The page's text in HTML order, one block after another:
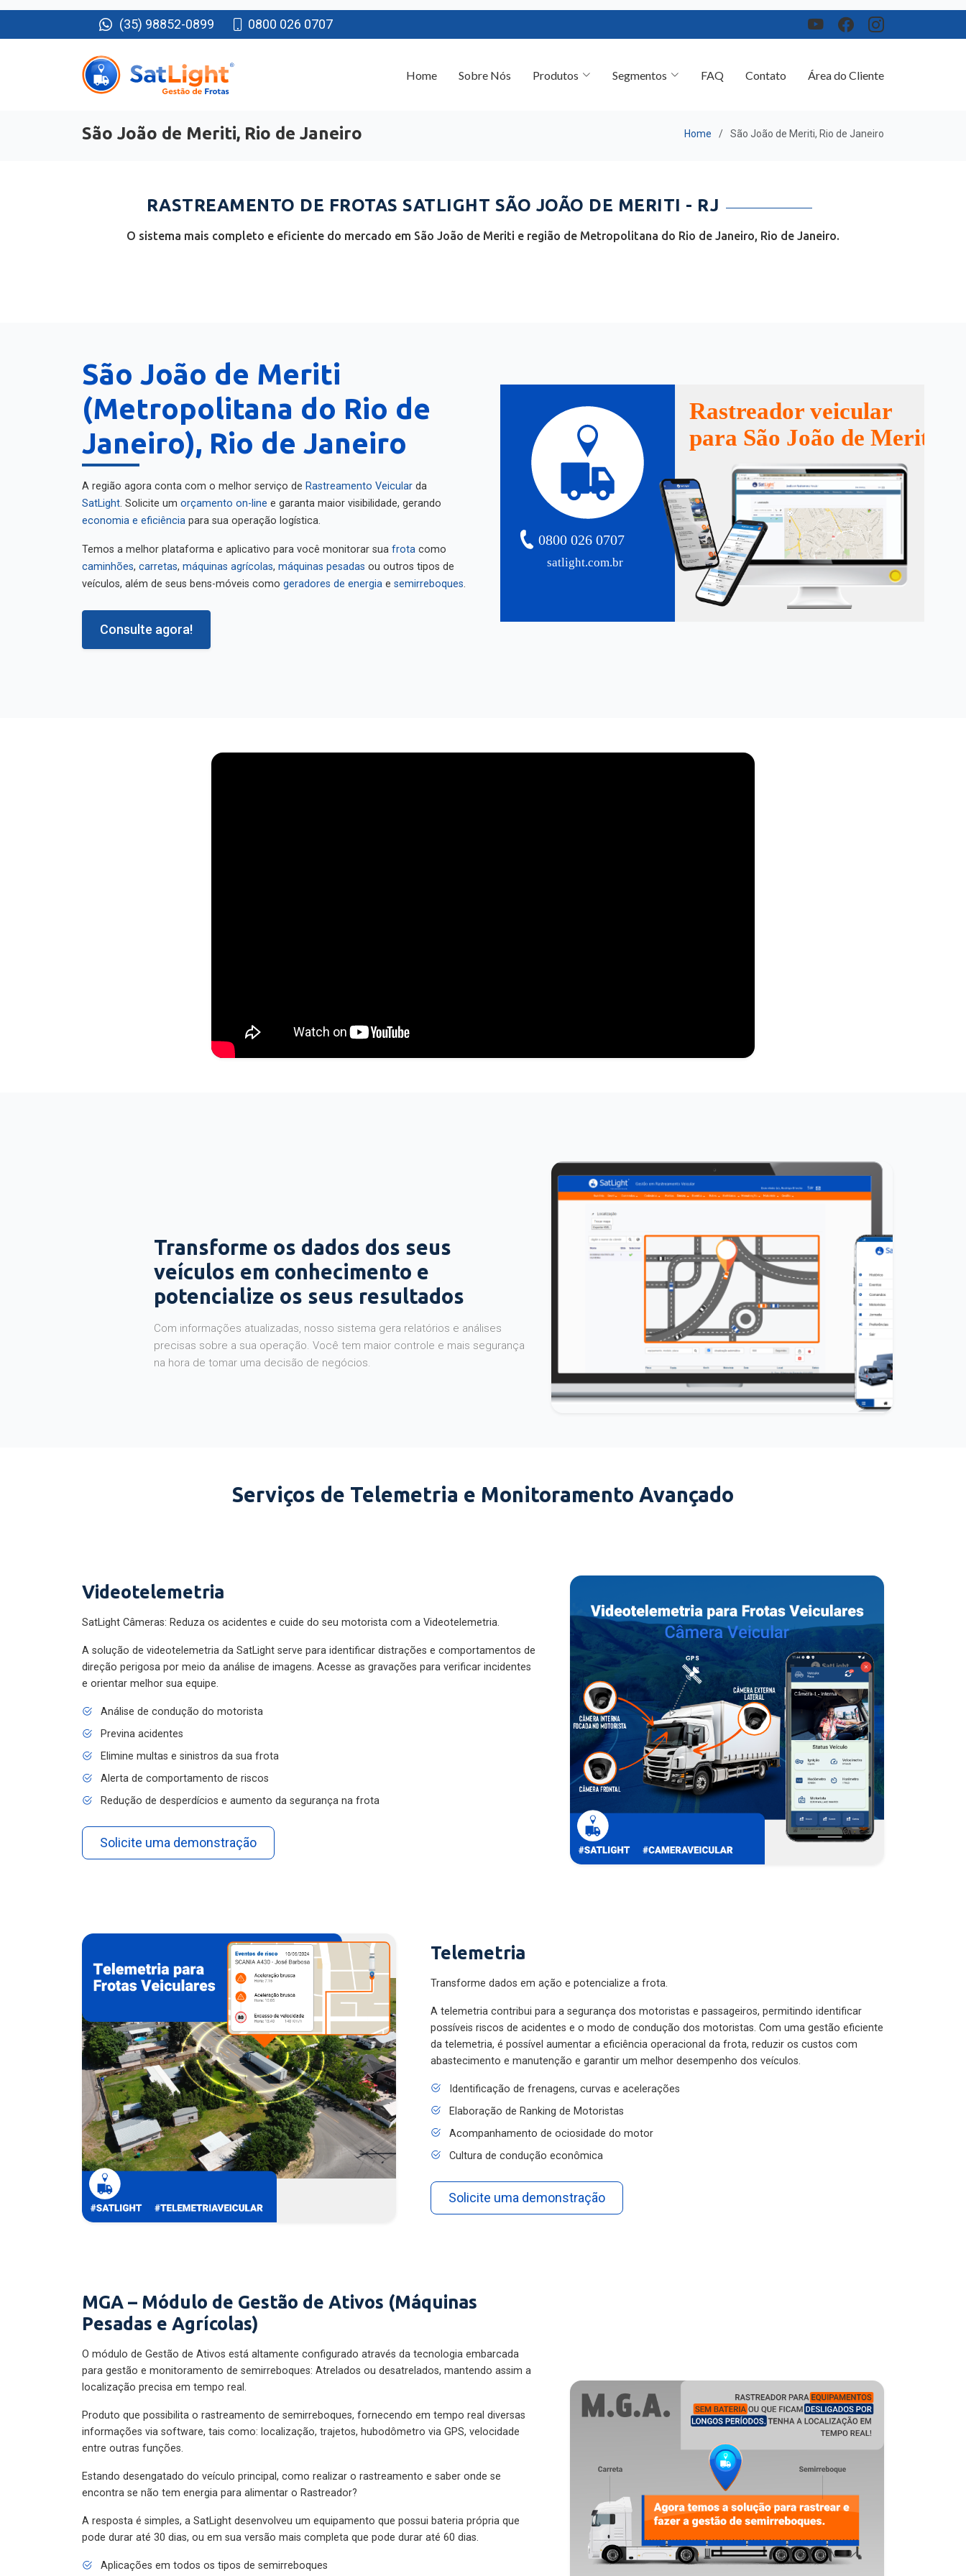
(35) 98852-0899 0800 026 0707
São João de Meriti, Rio de Janeiro Home São João de Meriti, Rio de Janeiro
RASTREAMENTO DE FROTAS SATLIGHT SÃO JOÃO DE MERITI - RJ
O sistema mais completo e eficiente do mercado em São João de Meriti e região de Metropolitana do Rio de Janeiro, Rio de Janeiro.
São João de Meriti
(Metropolitana do Rio de
Janeiro), Rio de Janeiro
A região agora conta com o melhor serviço de Rastreamento Veicular
da
SatLight . Solicite um orçamento on-line
e garanta maior visibilidade, gerando
economia e eficiência
para sua operação logística.
Temos a melhor plataforma e aplicativo para você monitorar sua frota
caminhões
carretas máquinas agrícolas máquinas pesadas
ou outros tipos de
veículos, além de seus bens-móveis como
geradores de energia semirreboques
Consulte agora!
satlight.com.br
0800 026 0707
Rastreador veicular
para São João de Meriti
Transforme os dados dos seus
veículos em conhecimento e
potencialize os seus resultados
Com informações atualizadas, nosso sistema gera relatórios e análises
precisas sobre a sua operação. Você tem maior controle e mais segurança
na hora de tomar uma decisão de negócios.
Serviços de Telemetria e Monitoramento Avançado
Videotelemetria
SatLight Câmeras: Reduza os acidentes e cuide do seu motorista com a Videotelemetria.
A solução de videotelemetria da SatLight serve para identificar distrações e comportamentos de
direção perigosa por meio da análise de imagens. Acesse as gravações para verificar incidentes
e orientar melhor sua equipe.
Análise de condução do motorista
Previna acidentes
Elimine multas e sinistros da sua frota
Alerta de comportamento de riscos
Redução de desperdícios e aumento da segurança na frota
Solicite uma demonstração
Telemetria
Transforme dados em ação e potencialize a frota.
A telemetria contribui para a segurança dos motoristas e passageiros, permitindo identificar
possíveis riscos de acidentes e o modo de condução dos motoristas. Com uma gestão eficiente
da telemetria, é possível aumentar a eficiência operacional da frota, reduzir os custos com
abastecimento e manutenção e garantir um melhor desempenho dos veículos.
Identificação de frenagens, curvas e acelerações
Elaboração de Ranking de Motoristas
Acompanhamento de ociosidade do motor
Cultura de condução econômica
Solicite uma demonstração
MGA – Módulo de Gestão de Ativos (Máquinas
Pesadas e Agrícolas)
O módulo de Gestão de Ativos está altamente configurado através da tecnologia embarcada
para gestão e monitoramento de semirreboques: Atrelados ou desatrelados, mantendo assim a
localização precisa em tempo real.
Produto que possibilita o rastreamento de semirreboques, fornecendo em tempo real diversas
informações via software, tais como: localização, trajetos, hubodômetro via GPS, velocidade
entre outras funções.
Estando desengatado do veículo principal, como realizar o rastreamento e saber onde se
encontra se não tem energia para alimentar o Rastreador?
A resposta é simples, a SatLight desenvolveu um equipamento que possui bateria própria que
pode durar até 30 dias, ou em sua versão mais completa que pode durar até 60 dias.
Aplicações em todos os tipos de semirreboques